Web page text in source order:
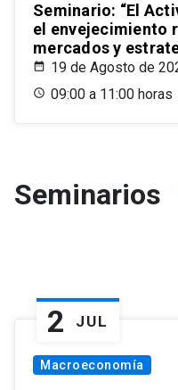
Seminario: “El
el envejecimiento
mercados y
19 de Agosto de
09:00 a 11:00 horas
Seminarios
2 JUL
Macroeconomía